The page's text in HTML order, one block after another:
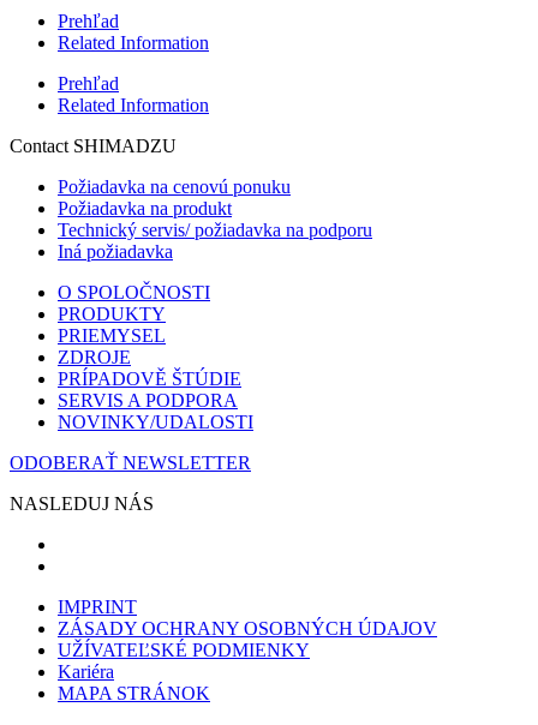
Prehľad
Related Information
Prehľad
Related Information
Contact SHIMADZU
Požiadavka na cenovú ponuku
Požiadavka na produkt
Technický servis/ požiadavka na podporu
Iná požiadavka
O SPOLOČNOSTI
PRODUKTY
PRIEMYSEL
ZDROJE
PRÍPADOVĚ ŠTÚDIE
SERVIS A PODPORA
NOVINKY/UDALOSTI
ODOBERAŤ NEWSLETTER
NASLEDUJ NÁS
IMPRINT
ZÁSADY OCHRANY OSOBNÝCH ÚDAJOV
UŽÍVATEĽSKÉ PODMIENKY
Kariéra
MAPA STRÁNOK